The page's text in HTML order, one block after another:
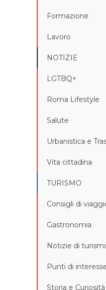
Formazione
Lavoro
NOTIZIE
LGTBQ+
Roma Lifestyle
Salute
Urbanistica e
Vita cittadina
TURISMO
Consigli di
Gastronomia
Notizie di
Punti di
Storia e Curiosità